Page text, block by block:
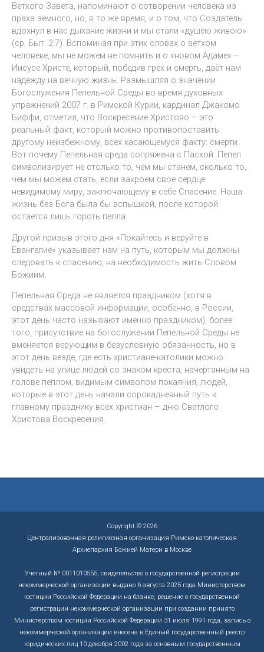
Ветхого Завета, напоминают о сотворении человека из
праха земного, но, в то же время, и о том, что Создатель
вдохнул в нас дыхание жизни и мы стали «душею живою»
(ср. Быт. 2:7). Вспоминая при этих словах о ветхом
человеке, мы не можем не помнить и о «новом Адаме» –
Иисусе Христе, который, победив грех и смерть, даёт нам
надежду на вечную жизнь. Размышляя о значении
Богослужения Пепельной Среды во время духовных
упражнений 2007 г. в Римской Курии, кардинал Джакомо
Биффи, отметил, что Воскресение Христово – это
реальный факт, который можно противопоставить
другому неизбежному, всех касающемуся факту: смерти.
Вот почему Пепельная среда сопряжена с Пасхой. Пепел
символизирует не столько то, чем мы станем, сколько то,
чем мы можем стать, если закроем свое сердце
невидимому миру, заключающему в себе Спасение. Наша
жизнь без Бога была бы вспышкой, после которой
остается лишь горсть пепла.
Другой призыв этого дня «Покайтесь и веруйте в
Евангелие» указывает нам на путь, которым мы должны
следовать к спасению, на необходимость жить Словом
Божиим.
Пепельная Среда не является праздником (хотя в
средствах массовой информации, особенно, в России,
этот день часто называют именно праздником), более
того, присутствие на богослужении Пепельной Среды не
вменяется верующим в безусловную обязанность, но в
этот день везде, где есть христиане-католики можно
увидеть на улице людей со знаком креста, начертанным на
голове пеплом, видимым символом покаяния, людей,
которые в этот день начали сорокадневный путь к
главному празднику всех христиан – дню Светлого
Христова Воскресения.
Copyright © 2026
Централизованная религиозная организация Римско-католическая
Архиепархия Божией Матери в Москве
Учетный № 0011010555, свидетельство о государственной регистрации
некоммерческой организации выдано 6 августа 2025 года Министерством
юстиции Российской Федерации на бланке, решение о государственной
регистрации некоммерческой организации при создании принято
Министерством юстиции Российской Федерации 31 июля 1991 года, запись о
некоммерческой организации внесена в Единый государственный реестр
юридических лиц 10 декабря 2002 года за основным государственным